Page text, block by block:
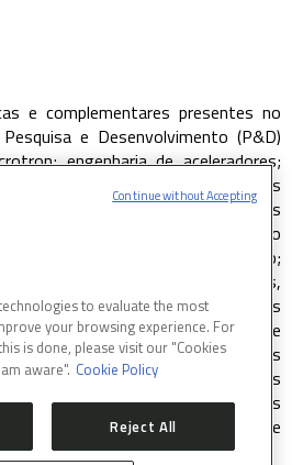
e complementares presentes no
e Desenvolvimento (P&D)
engenharia de aceleradores;
inclusive de espécies
brasileira; mecanismos
no aparecimento e progressão do
e neurodesenvolvimento;
para combater bactérias,
sensores e dispositivos
os setores de petróleo e gás, saúde
soluções biotecnológicas
sustentável de biocombustíveis
e biomateriais; e mecanismos
de movimento de água e
to evaluate the most
your browsing experience. For
is done, please visit our "Cookies
aware". Cookie Policy
Reject All
Continue without Accepting